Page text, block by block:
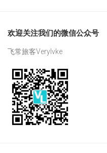
欢迎关注我们的微信公众号
飞常旅客Verylvke